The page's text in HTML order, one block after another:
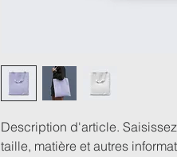
Description d'article.
taille, matière et autres